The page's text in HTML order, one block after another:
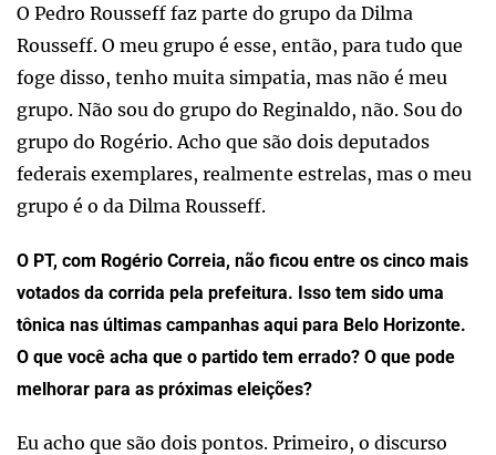
O Pedro Rousseff faz parte do grupo da Dilma
Rousseff. O meu grupo é esse, então, para tudo que
foge disso, tenho muita simpatia, mas não é meu
grupo. Não sou do grupo do Reginaldo, não. Sou do
grupo do Rogério. Acho que são dois deputados
federais exemplares, realmente estrelas, mas o meu
grupo é o da Dilma Rousseff.
O PT, com Rogério Correia, não ficou entre os cinco mais
votados da corrida pela prefeitura. Isso tem sido uma
tônica nas últimas campanhas aqui para Belo Horizonte.
O que você acha que o partido tem errado? O que pode
melhorar para as próximas eleições?
Eu acho que são dois pontos. Primeiro, o discurso